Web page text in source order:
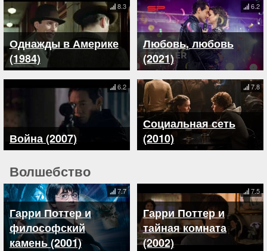
Однажды в Америке
(1984)
8.3
Любовь, любовь
(2021)
6.2
Война (2007)
6.2
Социальная сеть
(2010)
7.8
Волшебство
Гарри Поттер и
философский
камень (2001)
7.7
Гарри Поттер и
тайная комната
(2002)
7.5